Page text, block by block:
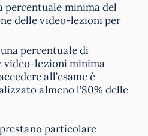
percentuale minima del
delle video-lezioni per
percentuale di
video-lezioni minima
all’esame è
almeno l’80% delle
particolare